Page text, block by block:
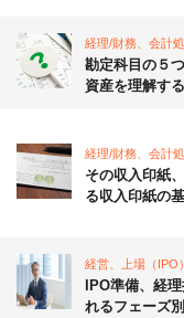
経理/財務、会計
勘定科目の５
資産を理解する
経理/財務、会計
その収入印紙
る収入印紙の
経営、上場（IPO）
IPO準備、経
れるフェーズ